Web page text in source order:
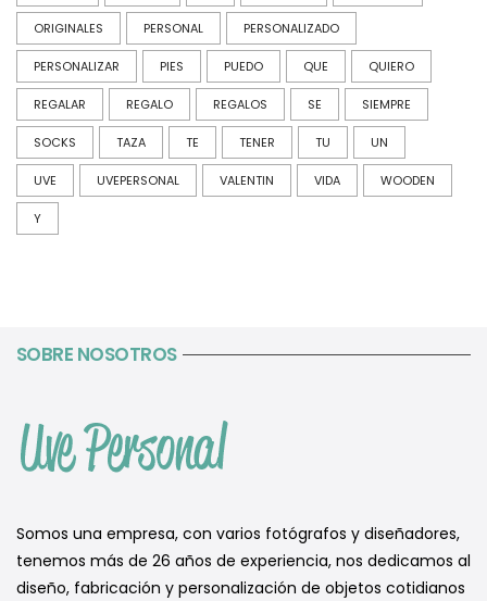
ORIGINALES PERSONAL PERSONALIZADO
PERSONALIZAR PIES PUEDO QUE QUIERO
REGALAR REGALO REGALOS SE SIEMPRE
SOCKS TAZA TE TENER TU UN
UVE UVEPERSONAL VALENTIN VIDA WOODEN
Y
SOBRE NOSOTROS
Somos una empresa, con varios fotógrafos y diseñadores,
tenemos más de 26 años de experiencia, nos dedicamos al
diseño, fabricación y personalización de objetos cotidianos